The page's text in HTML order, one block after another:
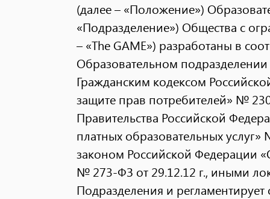
(далее – «Положение»)
«Подразделение») Общества с
– «The GAME») разработаны в
Образовательном подразделении
Гражданским кодексом
защите прав потребителей» №
Правительства Российской
платных образовательных
законом Российской Федерации
№ 273-ФЗ от 29.12.12 г., иными
Подразделения и